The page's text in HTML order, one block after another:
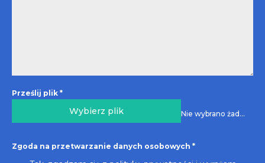
Prześlij plik *
Wybierz plik Nie wybrano żadnego pliku
Zgoda na przetwarzanie danych osobowych *